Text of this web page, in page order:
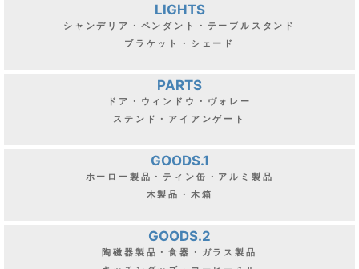
LIGHTS
シャンデリア・ペンダント・テーブルスタンド
ブラケット・シェード
PARTS
ドア・ウィンドウ・ヴォレー
ステンド・アイアンゲート
GOODS.1
ホーロー製品・ティン缶・アルミ製品
木製品・木箱
GOODS.2
陶磁器製品・食器・ガラス製品